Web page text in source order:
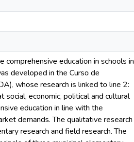
education in schools in
developed in the Curso de
whose research is linked to line 2:
economic, political and cultural
education in line with the
demands. The qualitative research
research and field research. The